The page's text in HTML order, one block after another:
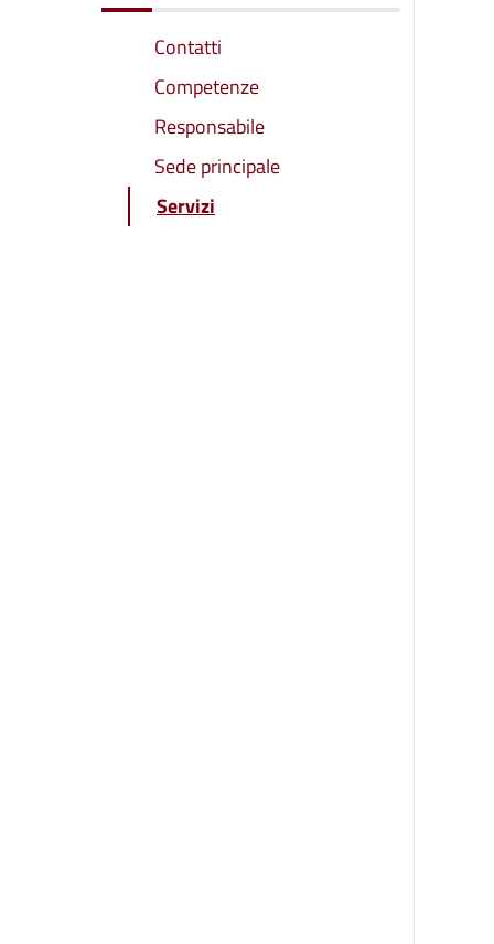
Contatti
Competenze
Responsabile
Sede principale
Servizi